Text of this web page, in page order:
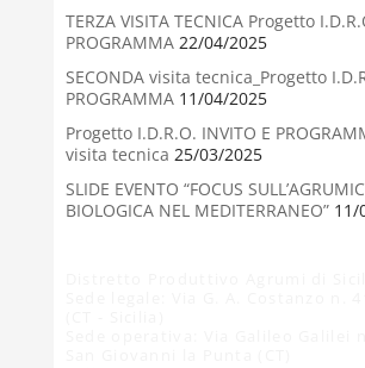
TERZA VISITA TECNICA Progetto
PROGRAMMA22/04/2025
SECONDA visita tecnica_Progetto
PROGRAMMA11/04/2025
Progetto I.D.R.O. INVITO E
visita tecnica 25/03/2025
SLIDE EVENTO “FOCUS
BIOLOGICA NEL MEDITERRANEO”11/